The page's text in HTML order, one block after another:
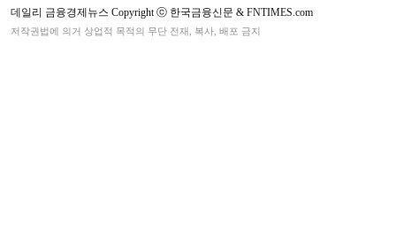
데일리 금융경제뉴스 Copyright ⓒ 한국금융신문 & FNTIMES.com
저작권법에 의거 상업적 목적의 무단 전재, 복사, 배포 금지